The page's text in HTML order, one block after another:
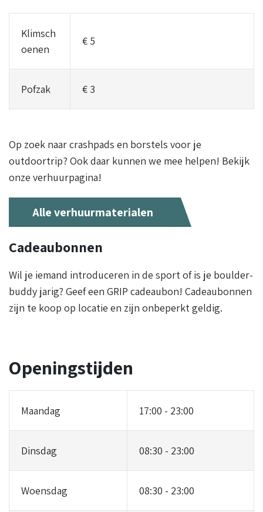
Klimsch
oenen
€ 5
Pofzak € 3
Op zoek naar crashpads en borstels voor je
outdoortrip? Ook daar kunnen we mee helpen! Bekijk
onze verhuurpagina!
Alle verhuurmaterialen
Cadeaubonnen
Wil je iemand introduceren in de sport of is je boulder-
buddy jarig? Geef een GRIP cadeaubon! Cadeaubonnen
zijn te koop op locatie en zijn onbeperkt geldig.
Openingstijden
Maandag 17:00 - 23:00
Dinsdag 08:30 - 23:00
Woensdag 08:30 - 23:00